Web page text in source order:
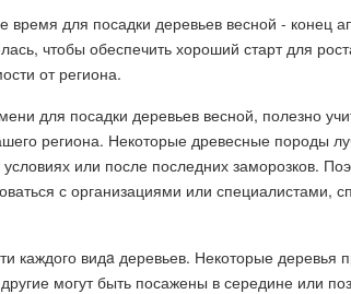
для посадки деревьев весной - конец
чтобы обеспечить хороший старт для
от региона.
для посадки деревьев весной, полезно
региона. Некоторые древесные породы
или после последних заморозков.
с организациями или специалистами,
каждого видa деревьев. Некоторые
могут быть посажены в середине или